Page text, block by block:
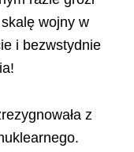
wojny w
i bezwstydnie
z